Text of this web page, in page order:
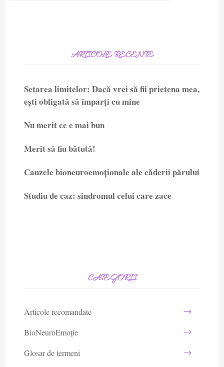
ARTICOLE RECENTE
Setarea limitelor: Dacă vrei să fii prietena mea,
ești obligată să împarți cu mine
Nu merit ce e mai bun
Merit să fiu bătută!
Cauzele bioneuroemoționale ale căderii părului
Studiu de caz: sindromul celui care zace
CATEGORII
Articole recomandate
BioNeuroEmoție
Glosar de termeni